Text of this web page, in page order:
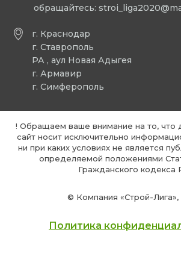
г. Краснодар
г. Ставрополь
РА , аул Новая Адыгея
г. Армавир
г. Симферополь
обращайтесь:
© Компания «Строй-
! Обращаем ваше внимание на то, что
сайт носит исключительно
ни при каких условиях не является
определяемой положениями
Гражданского кодекса
Политика